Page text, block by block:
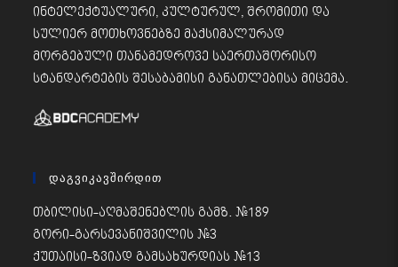
ინტელექტუალური, კულტურულ, შრომითი და
სულიერ მოთხოვნებზე მაქსიმალურად
მორგებული თანამედროვე საერთაშორისო
სტანდარტების შესაბამისი განათლებისა მიცემა.
Დაგვიკავშირდით
თბილისი-აღმაშენებლის გამზ. #189
გორი-გარსევანიშვილის #3
ქუთაისი-ზვიად გამსახურდიას #13